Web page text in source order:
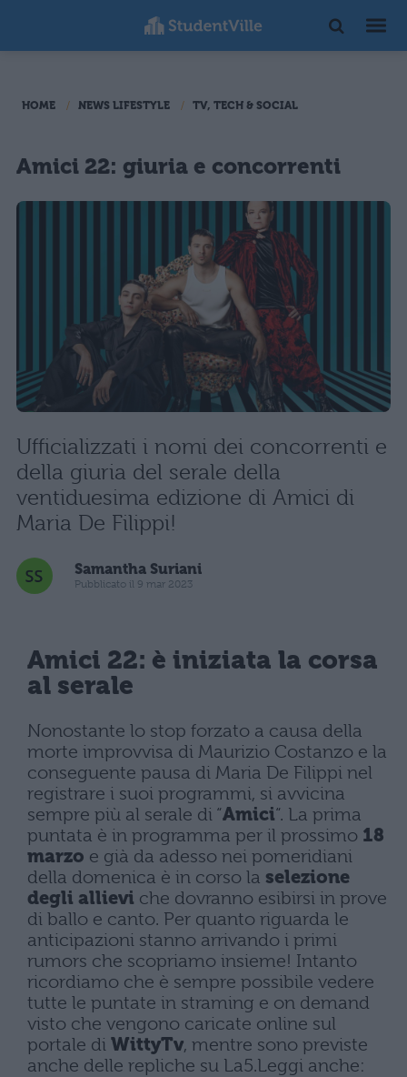
HOME NEWS LIFESTYLE TV, TECH & SOCIAL
Amici 22: giuria e concorrenti
Ufficializzati i nomi dei concorrenti e
della giuria del serale della
ventiduesima edizione di Amici di
Maria De Filippi!
Samantha Suriani
Pubblicato il 9 mar 2023
Amici 22: è iniziata la corsa
al serale
Nonostante lo stop forzato a causa della
morte improvvisa di Maurizio Costanzo e la
conseguente pausa di Maria De Filippi nel
registrare i suoi programmi, si avvicina
sempre più al serale di “Amici“. La prima
puntata è in programma per il prossimo 18
marzo e già da adesso nei pomeridiani
della domenica è in corso la selezione
degli allievi che dovranno esibirsi in prove
di ballo e canto. Per quanto riguarda le
anticipazioni stanno arrivando i primi
rumors che scopriamo insieme! Intanto
ricordiamo che è sempre possibile vedere
tutte le puntate in straming e on demand
visto che vengono caricate online sul
portale di WittyTv, mentre sono previste
anche delle repliche su La5.Leggi anche: